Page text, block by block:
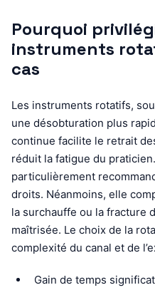
Pourquoi
instruments
cas
Les instruments rotatifs,
une désobturation plus
continue facilite le retrait
réduit la fatigue du
particulièrement
droits. Néanmoins, elle
la surchauffe ou la fracture
maîtrisée. Le choix de la
complexité du canal et de
Gain de temps